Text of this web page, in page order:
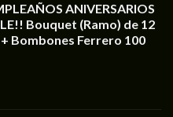
ANIVERSARIOS
Bouquet (Ramo) de 12
Bombones Ferrero 100